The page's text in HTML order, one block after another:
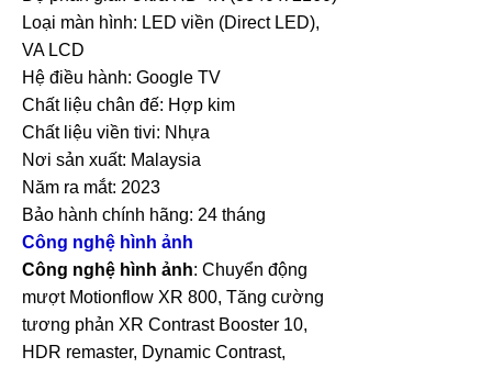
Loại màn hình: LED viền (Direct LED),
VA LCD
Hệ điều hành: Google TV
Chất liệu chân đế: Hợp kim
Chất liệu viền tivi: Nhựa
Nơi sản xuất: Malaysia
Năm ra mắt: 2023
Bảo hành chính hãng: 24 tháng
Công nghệ hình ảnh
Công nghệ hình ảnh: Chuyển động
mượt Motionflow XR 800, Tăng cường
tương phản XR Contrast Booster 10,
HDR remaster, Dynamic Contrast,